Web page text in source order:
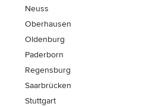
Neuss
Oberhausen
Oldenburg
Paderborn
Regensburg
Saarbrücken
Stuttgart